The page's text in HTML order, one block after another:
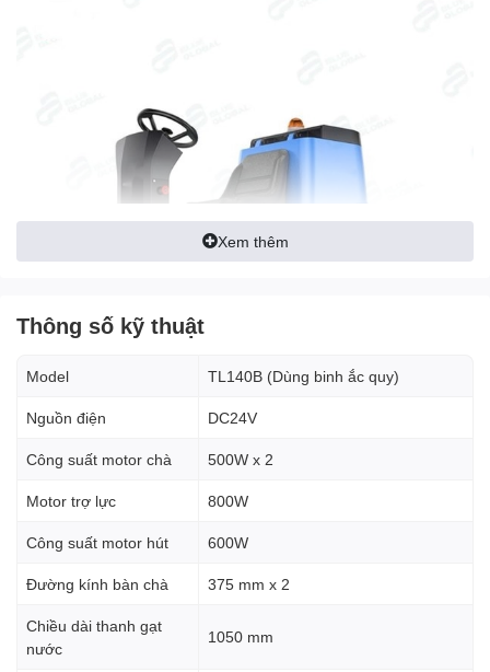
Cấu tạo máy chà sàn ngồi lái
TekLife TL140B
Hệ thống điều khiển: Hệ thống điều khiển được thiết kế
các nút chức năng và màn hình hiển thị trực quan phù hợp
khiển máy một cách hiệu quả, an toàn trong suốt quá trình
vận hành .
Xem thêm
Thông số kỹ thuật
Model TL140B (Dùng binh ắc quy)
Nguồn điện DC24V
Công suất motor chà 500W x 2
Motor trợ lực 800W
Công suất motor hút 600W
Đường kính bàn chà 375 mm x 2
Chiều dài thanh gạt
nước
1050 mm